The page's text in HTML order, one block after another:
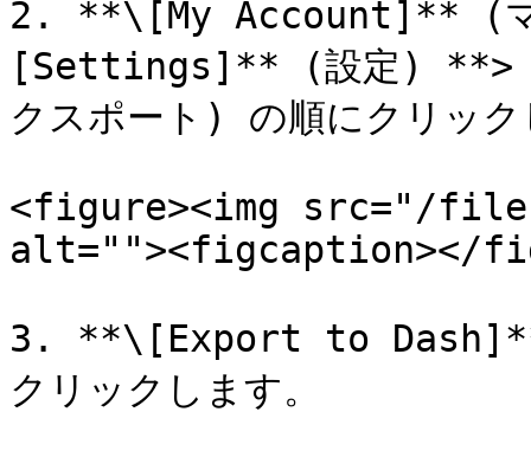
2. **\[My Account]** (マ
[Settings]** (設定) **>
クスポート) の順にクリック
<figure><img src="/files/
alt=""><figcaption></
3. **\[Export to Dash]**
クリックします。